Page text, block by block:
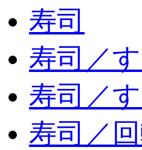
寿司
寿司／
寿司／
寿司／